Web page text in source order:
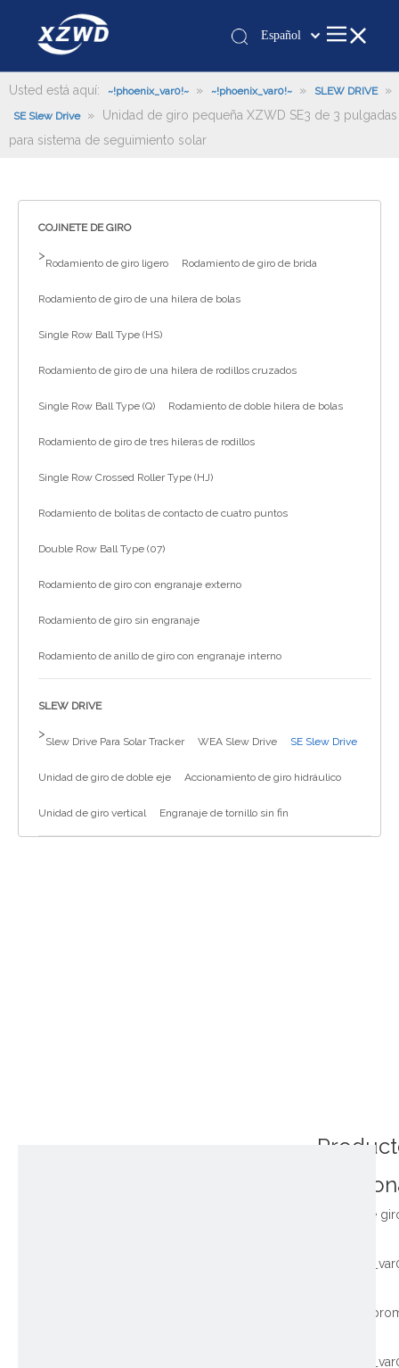
Español
românesc
Türk dili
Português
English
Español
Usted está aquí: ~!phoenix_var0!~ » ~!phoenix_var0!~ » SLEW DRIVE »
SE Slew Drive »
Unidad de giro pequeña XZWD SE3 de 3 pulgadas
para sistema de seguimiento solar
COJINETE DE GIRO
>
Rodamiento de giro ligero Rodamiento de giro de brida
Rodamiento de giro de una hilera de bolas
Single Row Ball Type (HS)
Rodamiento de giro de una hilera de rodillos cruzados
Single Row Ball Type (Q) Rodamiento de doble hilera de bolas
Rodamiento de giro de tres hileras de rodillos
Single Row Crossed Roller Type (HJ)
Rodamiento de bolitas de contacto de cuatro puntos
Double Row Ball Type (07)
Rodamiento de giro con engranaje externo
Rodamiento de giro sin engranaje
Rodamiento de anillo de giro con engranaje interno
SLEW DRIVE
>
Slew Drive Para Solar Tracker WEA Slew Drive SE Slew Drive
Unidad de giro de doble eje Accionamiento de giro hidráulico
Unidad de giro vertical Engranaje de tornillo sin fin